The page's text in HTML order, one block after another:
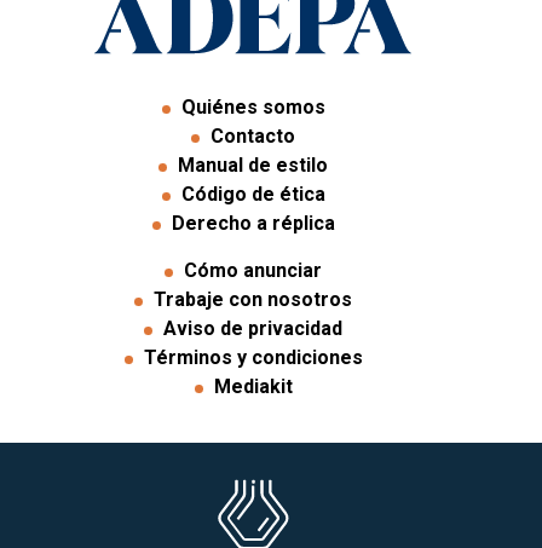
Quiénes somos
Contacto
Manual de estilo
Código de ética
Derecho a réplica
Cómo anunciar
Trabaje con nosotros
Aviso de privacidad
Términos y condiciones
Mediakit